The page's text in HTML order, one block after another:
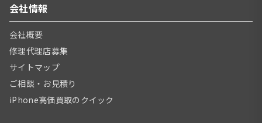
会社情報
会社概要
修理代理店募集
サイトマップ
ご相談・お見積り
iPhone高価買取のクイック